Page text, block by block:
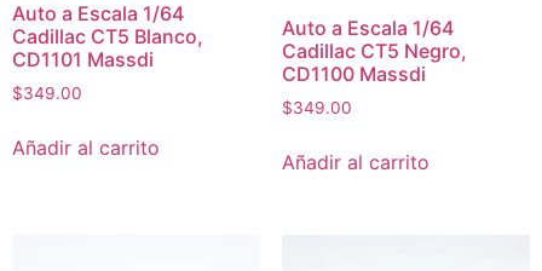
Auto a Escala 1/64
Cadillac CT5 Blanco,
CD1101 Massdi
$349.00
Añadir al carrito
Auto a Escala 1/64
Cadillac CT5 Negro,
CD1100 Massdi
$349.00
Añadir al carrito